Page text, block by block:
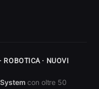
· NUOVI
con oltre 50